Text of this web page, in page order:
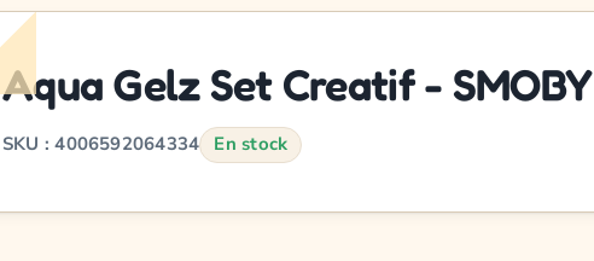
Aqua Gelz Set Creatif - SMOBY
SKU : 4006592064334 En stock